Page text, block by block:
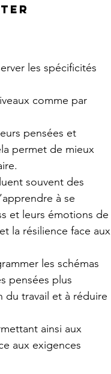
les spécificités
comme par
pensées et
permet de mieux
souvent des
à se
et leurs émotions de
la résilience face aux
les schémas
pensées plus
du travail et à réduire
ainsi aux
aux exigences